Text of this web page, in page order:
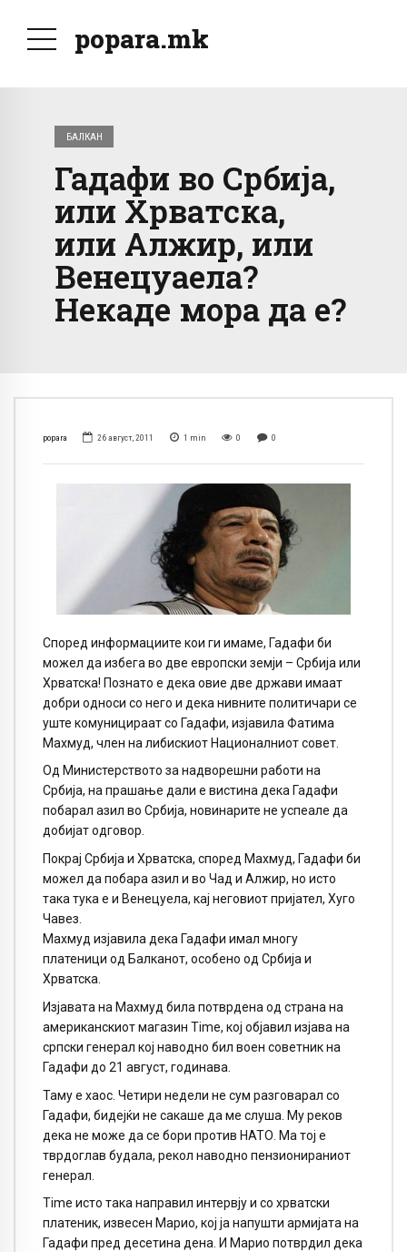
popara.mk
БАЛКАН
Гадафи во Србија,
или Хрватска,
или Алжир, или
Венецуаела?
Некаде мора да е?
popara 26 август, 2011 1 min 0 0
Според информациите кои ги имаме, Гадафи би
можел да избега во две европски земји – Србија или
Хрватска! Познато е дека овие две држави имаат
добри односи со него и дека нивните политичари се
уште комуницираат со Гадафи, изјавила Фатима
Махмуд, член на либискиот Националниот совет.
Од Министерството за надворешни работи на
Србија, на прашање дали е вистина дека Гадафи
побарал азил во Србија, новинарите не успеале да
добијат одговор.
Покрај Србија и Хрватска, според Махмуд, Гадафи би
можел да побара азил и во Чад и Алжир, но исто
така тука е и Венецуела, кај неговиот пријател, Хуго
Чавез.
Махмуд изјавила дека Гадафи имал многу
платеници од Балканот, особено од Србија и
Хрватска.
Изјавата на Махмуд била потврдена од страна на
американскиот магазин Time, кој објавил изјава на
српски генерал кој наводно бил воен советник на
Гадафи до 21 август, годинава.
Таму е хаос. Четири недели не сум разговарал со
Гадафи, бидејќи не сакаше да ме слуша. Му реков
дека не може да се бори против НАТО. Ма тој е
тврдоглав будала, рекол наводно пензионираниот
генерал.
Time исто така направил интервју и со хрватски
платеник, извесен Марио, кој ја напушти армијата на
Гадафи пред десетина дена. И Марио потврдил дека